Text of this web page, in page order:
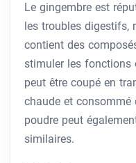
Le gingembre est
les troubles digestifs,
contient des
stimuler les fonctions
peut être coupé en
chaude et consommé
poudre peut
similaires.